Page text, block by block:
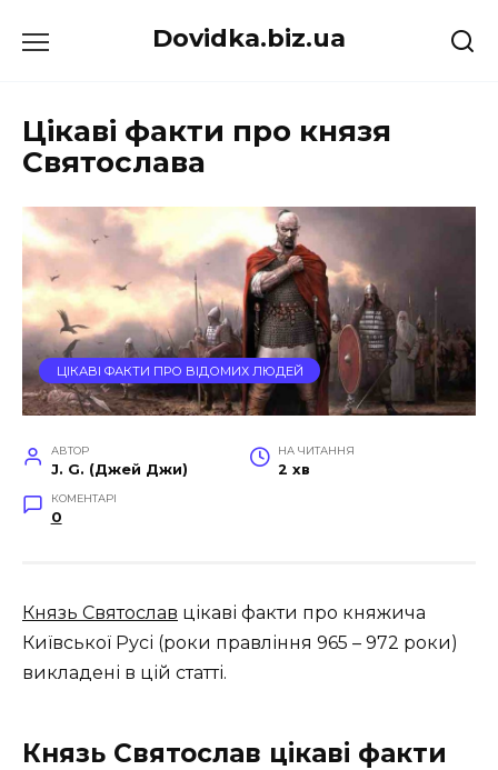
до
Dovidka.biz.ua
Цікаві факти про князя
Святослава
ЦІКАВІ ФАКТИ ПРО ВІДОМИХ ЛЮДЕЙ
АВТОР
J. G. (Джей Джи)
НА ЧИТАННЯ
2 хв
КОМЕНТАРІ
0
Князь Святослав цікаві факти про княжича
Київської Русі (роки правління 965 – 972 роки)
викладені в цій статті.
Князь Святослав цікаві факти